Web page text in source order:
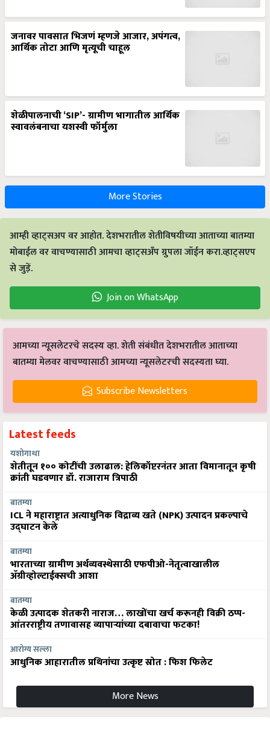
जनावर पावसात भिजणं म्हणजे आजार, अपंगत्व,
आर्थिक तोटा आणि मृत्यूची चाहूल
शेळीपालनाची ‘SIP’- ग्रामीण भागातील आर्थिक
स्वावलंबनाचा यशस्वी फॉर्मुला
More Stories
आम्ही व्हाट्सअप वर आहोत. देशभरातील शेतीविषयीच्या आताच्या बातम्या
मोबाईल वर वाचण्यासाठी आमचा व्हाट्सअँप ग्रुपला जॉईन करा.व्हाट्सएप
से जुड़ें.
Join on WhatsApp
आमच्या न्यूसलेटरचे सदस्य व्हा. शेती संबंधीत देशभरातील आताच्या
बातम्या मेलवर वाचण्यासाठी आमच्या न्यूसलेटरची सदस्यता घ्या.
Subscribe Newsletters
Latest feeds
यशोगाथा
शेतीतून १०० कोटींची उलाढाल: हेलिकॉप्टरनंतर आता विमानातून कृषी
क्रांती घडवणार डॉ. राजाराम त्रिपाठी
बातम्या
ICL ने महाराष्ट्रात अत्याधुनिक विद्राव्य खते (NPK) उत्पादन प्रकल्पाचे
उद्घाटन केले
बातम्या
भारताच्या ग्रामीण अर्थव्यवस्थेसाठी एफपीओ-नेतृत्वाखालील
अ‍ॅग्रीव्होल्टाईक्सची आशा
बातम्या
केळी उत्पादक शेतकरी नाराज… लाखोंचा खर्च करूनही विक्री ठप्प-
आंतरराष्ट्रीय तणावासह व्यापाऱ्यांच्या दबावाचा फटका!
आरोग्य सल्ला
आधुनिक आहारातील प्रथिनांचा उत्कृष्ट स्रोत : फिश फिलेट
More News